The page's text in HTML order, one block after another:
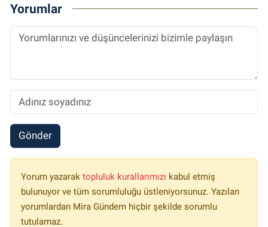
Yorumlar
Gönder
Yorum yazarak topluluk kurallarımızı kabul etmiş
bulunuyor ve tüm sorumluluğu üstleniyorsunuz. Yazılan
yorumlardan Mira Gündem hiçbir şekilde sorumlu
tutulamaz.